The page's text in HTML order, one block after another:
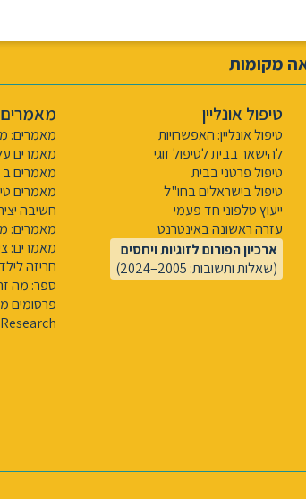
מקומות
טיפול אונליין
טיפול אונליין: האפשרויות
להישאר בבית לטיפול זוגי
טיפול פרטני בבית
טיפול בישראלים בחו"ל
ייעוץ טלפוני חד פעמי
עזרה ראשונה באינטרנט
ארכיון הפורום לזוגיות ויחסים
(שאלות ותשובות: 2005–2024)
מאמרים:
מאמרים על
מאמרים ב Ynet
מאמרים
חשיבה
מאמרים:
מאמרים:
חריזה
ספר: מה
פרסומים